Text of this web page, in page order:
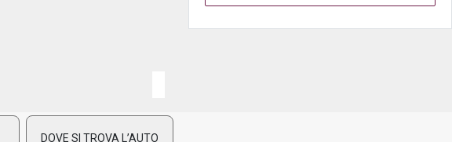
DOVE SI TROVA L’AUTO